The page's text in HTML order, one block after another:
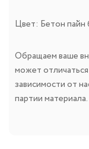
Цвет: Бетон пайн
Обращаем ваше
может
зависимости от
партии материала.